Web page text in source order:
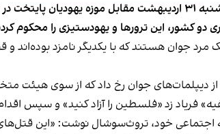
در جریان یک تیراندازی مرگبار در شامگاه چهارشنبه ۳۱
دو کشور، این ترورها و یهودستیزی را محکوم
مرد جوان هستند که با یکدیگر نامزد
از دیپلمات‌های جوان رخ داد که از سوی
فریاد زد «فلسطین را آزاد کنید» و سپس
اجتماعی خود، تروث‌سوشال نوشت: «این